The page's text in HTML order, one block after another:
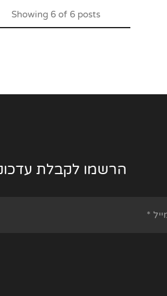
Showing 6 of 6 posts
הרשמו לקבלת